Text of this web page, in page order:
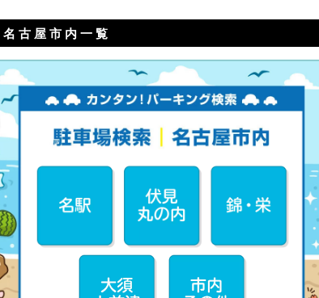
名 古 屋 市 内 一 覧